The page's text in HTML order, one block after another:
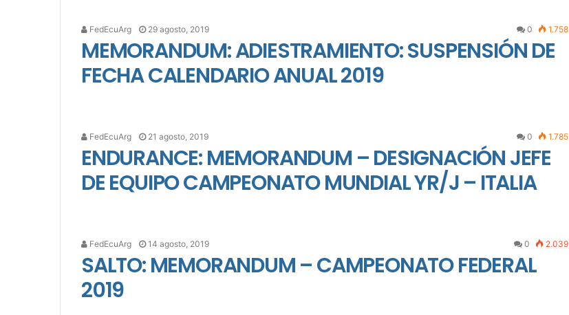
FedEcuArg 29 agosto, 2019 0 1.758
MEMORANDUM: ADIESTRAMIENTO: SUSPENSIÓN DE
FECHA CALENDARIO ANUAL 2019
FedEcuArg 21 agosto, 2019 0 1.785
ENDURANCE: MEMORANDUM – DESIGNACIÓN JEFE
DE EQUIPO CAMPEONATO MUNDIAL YR/J – ITALIA
FedEcuArg 14 agosto, 2019 0 2.039
SALTO: MEMORANDUM – CAMPEONATO FEDERAL
2019